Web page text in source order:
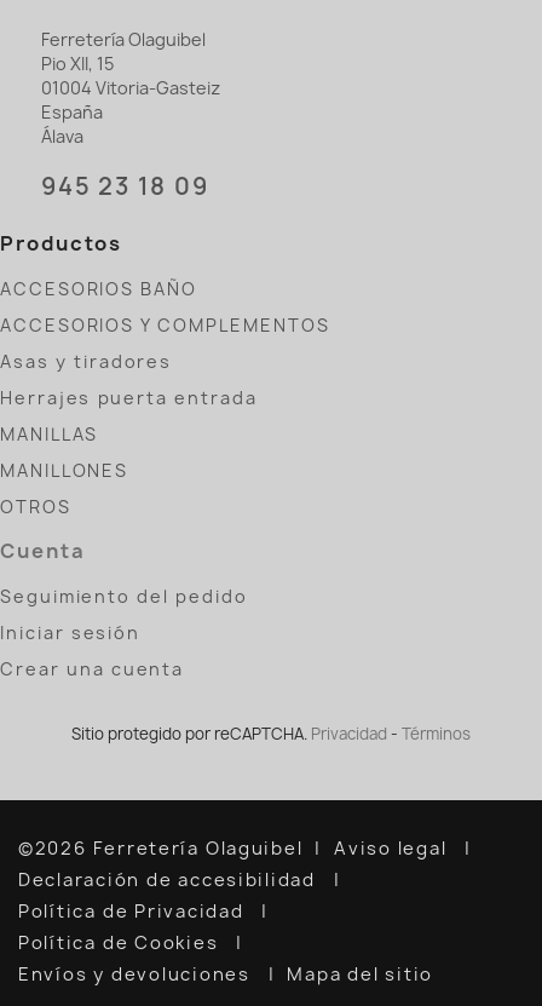
Ferretería Olaguibel
Pio XII, 15
01004 Vitoria-Gasteiz
España
Álava
945 23 18 09
Productos
ACCESORIOS BAÑO
ACCESORIOS Y COMPLEMENTOS
Asas y tiradores
Herrajes puerta entrada
MANILLAS
MANILLONES
OTROS
Cuenta
Seguimiento del pedido
Iniciar sesión
Crear una cuenta
Sitio protegido por reCAPTCHA. Privacidad - Términos
©2026 Ferretería Olaguibel
Aviso legal
Declaración de accesibilidad
Política de Privacidad
Política de Cookies
Envíos y devoluciones
Mapa del sitio